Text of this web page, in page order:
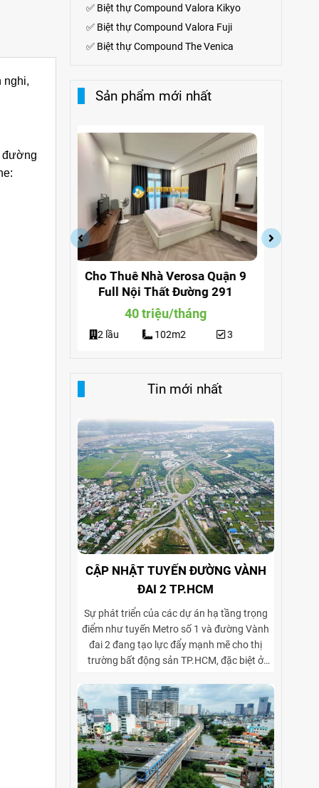
nghi,
đường
✅ Biệt thựCompound Valora Kikyo
✅ Biệt thự Compound Valora Fuji
✅ Biệt thự Compound The Venica
Sản phẩm mới nhất
Cho Thuê Nhà Khu Verosa
Khang Điền Full Nội Thất Giá
Siêu Rẻ
25 triệu/tháng
2 lầu 102m2
Tin mới nhất
CẬP NHẬT TUYẾN ĐƯỜNG VÀNH
ĐAI 2 TP.HCM
Sự phát triển của các dự án hạ tầng trọng
điểm như tuyến Metro số 1 và đường Vành
đai 2 đang tạo lực đẩy mạnh mẽ cho thị
trường bất động sản TP.HCM, đặc biệt ở
phòng. Vành đai 2 hoàn thiện mạng lưới
giao thông liên vùng, rút ngắn thời gian di
chuyển từ ngoại thành vào trung tâm, mở
rộng không gian phát triển cho các khu đô
thị mới, khu biệt thự cao cấp và cụm văn
phòng ở những vị trí chiến lược. Sự kết hợp
giữa tiện ích di chuyển và hạ tầng đồng bộ